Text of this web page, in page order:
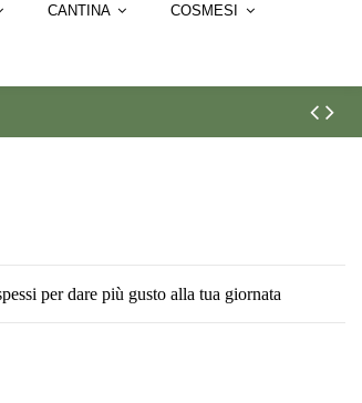
CANTINA COSMESI
per dare più gusto alla tua giornata